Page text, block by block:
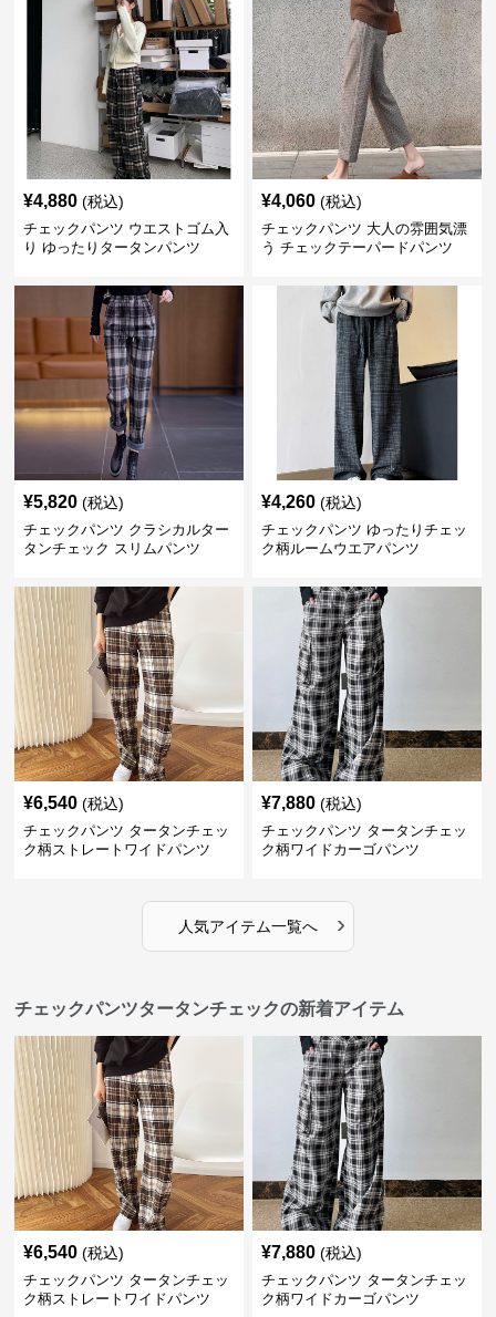
¥4,880 (税込)
チェックパンツ ウエストゴム入
り ゆったりタータンパンツ
¥4,060 (税込)
チェックパンツ 大人の雰囲気漂
う チェックテーパードパンツ
¥5,820 (税込)
チェックパンツ クラシカルター
タンチェック スリムパンツ
¥4,260 (税込)
チェックパンツ ゆったりチェッ
ク柄ルームウエアパンツ
¥6,540 (税込)
チェックパンツ タータンチェッ
ク柄ストレートワイドパンツ
¥7,880 (税込)
チェックパンツ タータンチェッ
ク柄ワイドカーゴパンツ
人気アイテム一覧へ ›
チェックパンツタータンチェックの新着アイテム
¥6,540 (税込)
チェックパンツ タータンチェッ
ク柄ストレートワイドパンツ
¥7,880 (税込)
チェックパンツ タータンチェッ
ク柄ワイドカーゴパンツ